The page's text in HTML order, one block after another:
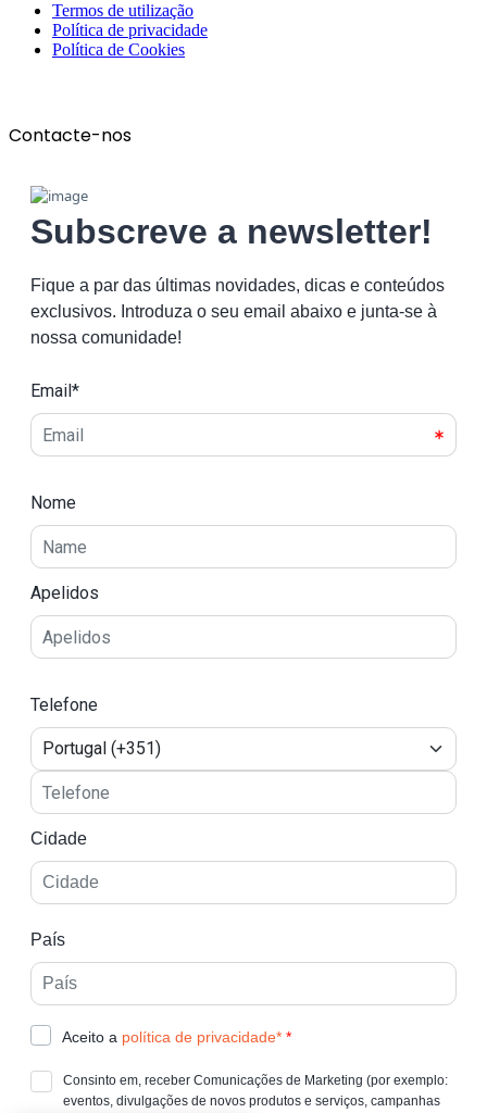
Termos de utilização
Política de privacidade
Política de Cookies
Contacte-nos